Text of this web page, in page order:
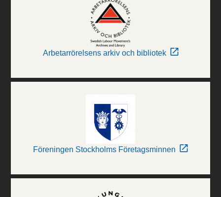
Arbetarrörelsens arkiv och bibliotek
Föreningen Stockholms Företagsminnen